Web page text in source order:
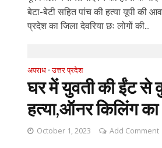
बेटा-बेटी सहित पांच की हत्या यूपी की
प्रदेश का जिला देवरिया छः लोगों की...
अपराध • उत्तर प्रदेश
घर में युवती की ईंट
हत्या,ऑनर किलिंग
October 1, 2023 Add Comment